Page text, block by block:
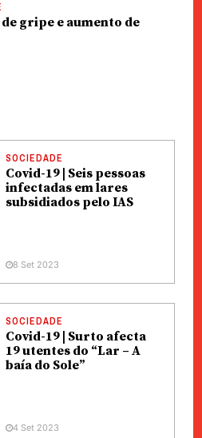
gripe e aumento de
SOCIEDADE
Covid-19 | Seis pessoas
infectadas em lares
subsidiados pelo IAS
8 Set 2023
SOCIEDADE
Covid-19 | Surto afecta
19 utentes do “Lar – A
baía do Sole”
4 Set 2023